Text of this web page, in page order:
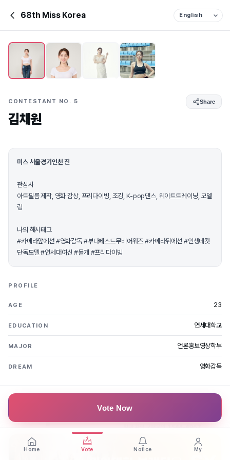
68th Miss Korea
CONTESTANT NO. 5 Share
김채원
미스 서울경기인천 진
관심사
아트필름 제작, 영화 감상, 프리다이빙, 조깅, K-pop댄스, 웨이트트레이닝, 모델
링
나의 해시태그
#카메라앞에선 #영화감독 #부다페스트무비어워즈 #카메라뒤에선 #인생네컷
단독모델 #연세대여신 #물개 #프리다이빙
PROFILE
AGE 23
EDUCATION 연세대학교
MAJOR 언론홍보영상학부
DREAM 영화감독
Vote Now
Home Vote Notice My